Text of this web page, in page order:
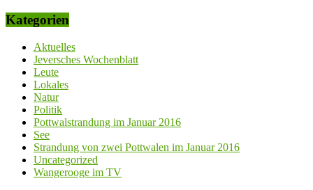
Kategorien
Aktuelles
Jeversches Wochenblatt
Leute
Lokales
Natur
Politik
Pottwalstrandung im Januar 2016
See
Strandung von zwei Pottwalen im Januar 2016
Uncategorized
Wangerooge im TV